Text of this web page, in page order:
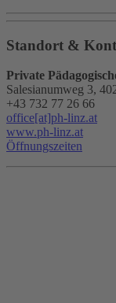
Standort &
Private
Salesianumweg 3,
+43 732 77 26 66
office[at]ph-linz.at
www.ph-linz.at
Öffnungszeiten